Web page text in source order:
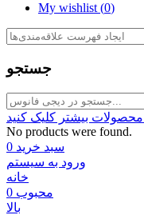
My wishlist (0)
جستجو
No products were found.
سبد خرید 0
ورود به سیستم
خانه
محبوب 0
بالا